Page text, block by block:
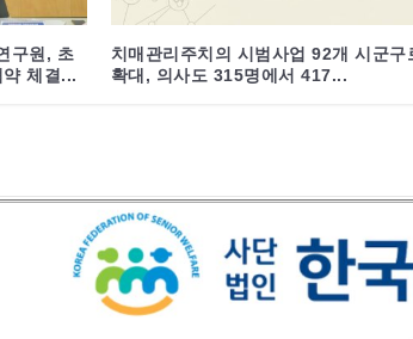
구원, 초
체결...
치매관리주치의 시범사업 92개 시군구
확대, 의사도 315명에서 417...